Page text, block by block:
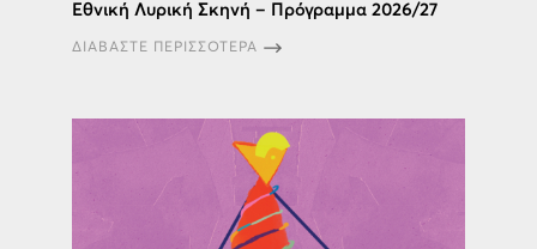
Εθνική Λυρική Σκηνή – Πρόγραμμα 2026/27
ΔΙΑΒΑΣΤΕ ΠΕΡΙΣΣΟΤΕΡΑ